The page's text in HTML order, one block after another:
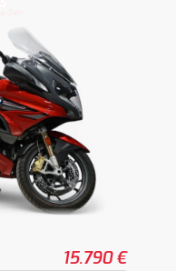
15.790 €